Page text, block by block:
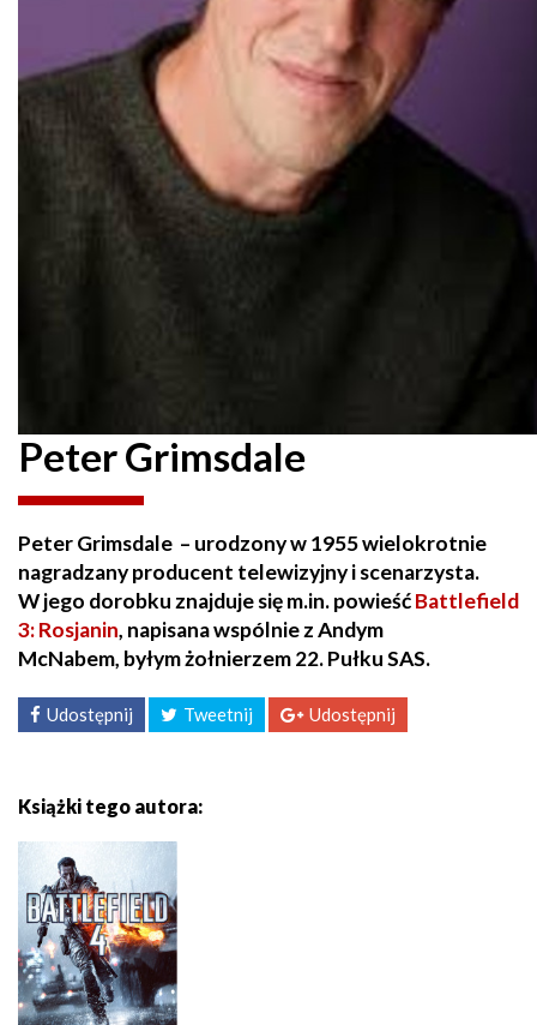
Peter Grimsdale
Peter Grimsdale – urodzony w 1955 wielokrotnie
nagradzany producent telewizyjny i scenarzysta.
W jego dorobku znajduje się m.in. powieśćBattlefield
3: Rosjanin, napisana wspólnie z Andym
McNabem, byłym żołnierzem 22. Pułku SAS.
Udostępnij Tweetnij Udostępnij
Książki tego autora: